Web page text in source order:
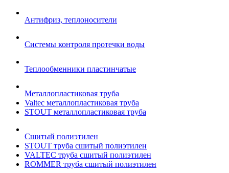
Антифриз, теплоносители
Системы контроля протечки воды
Теплообменники пластинчатые
Металлопластиковая труба
Valtec металлопластиковая труба
STOUT металлопластиковая труба
Сшитый полиэтилен
STOUT труба сшитый полиэтилен
VALTEC труба сшитый полиэтилен
ROMMER труба сшитый полиэтилен